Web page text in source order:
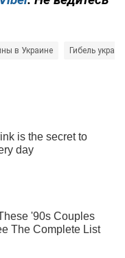
в Украине Гибель